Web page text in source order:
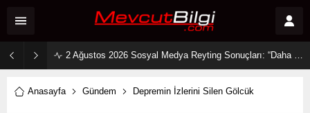
2 Ağustos 2026 Sosyal Medya Reyting Sonuçları: “Daha 17” Ekranlara Ambargo Koydu!
Anasayfa Gündem Depremin İzlerini Silen Gölcük